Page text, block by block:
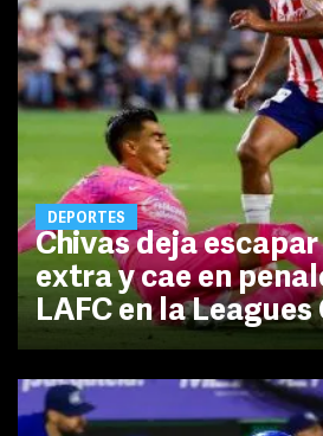
DEPORTES
Chivas deja
extra y cae en
LAFC en la Leagues